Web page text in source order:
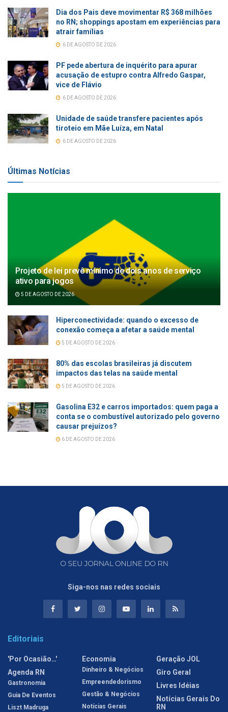
Dia dos Pais deve movimentar R$ 368 milhões
no RN; shoppings apostam em experiências para
atrair famílias
6 DE AGOSTO DE 2026
PF pede abertura de inquérito para apurar
acusação de estupro contra Alfredo Gaspar,
vice de Flávio
6 DE AGOSTO DE 2026
Unidade de saúde transfere pacientes após
tiroteio em Mãe Luíza, em Natal
6 DE AGOSTO DE 2026
Últimas Notícias
Projeto de lei prevê mínimo de dois anos de serviço
ativo para jogos
5 DE AGOSTO DE 2026
Hiperconectividade: quando o excesso de
conexão começa a afetar a saúde mental
5 DE AGOSTO DE 2026
80% das escolas brasileiras já discutem
impactos das telas na saúde mental
5 DE AGOSTO DE 2026
Gasolina E32 e carros importados: quem paga a
conta se o combustível autorizado pelo governo
causar prejuízos?
6 DE AGOSTO DE 2026
Siga-nos nas redes sociais
Editoriais
'Por Ocasião…'
Agenda RN
Gastronomia
Guia De Eventos
Liszt Madruga
Economia
Dinheiro & Negócios
Empreendedorismo
Gestão & Negócios
Notícias Gerais
Geração JOL
Giro Geral
Livres Idéias
Notícias Gerais Do
RN